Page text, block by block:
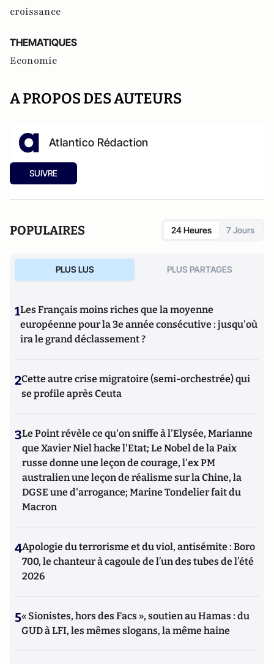
croissance
THEMATIQUES
Economie
A PROPOS DES AUTEURS
Atlantico Rédaction
SUIVRE
POPULAIRES 24 Heures 7 Jours
PLUS LUS PLUS PARTAGES
1Les Français moins riches que la moyenne
européenne pour la 3e année consécutive : jusqu'où
ira le grand déclassement ?
2Cette autre crise migratoire (semi-orchestrée) qui
se profile après Ceuta
3Le Point révèle ce qu'on sniffe à l'Elysée, Marianne
que Xavier Niel hacke l'Etat; Le Nobel de la Paix
russe donne une leçon de courage, l'ex PM
australien une leçon de réalisme sur la Chine, la
DGSE une d'arrogance; Marine Tondelier fait du
Macron
4Apologie du terrorisme et du viol, antisémite : Boro
700, le chanteur à cagoule de l’un des tubes de l’été
2026
5« Sionistes, hors des Facs », soutien au Hamas : du
GUD à LFI, les mêmes slogans, la même haine